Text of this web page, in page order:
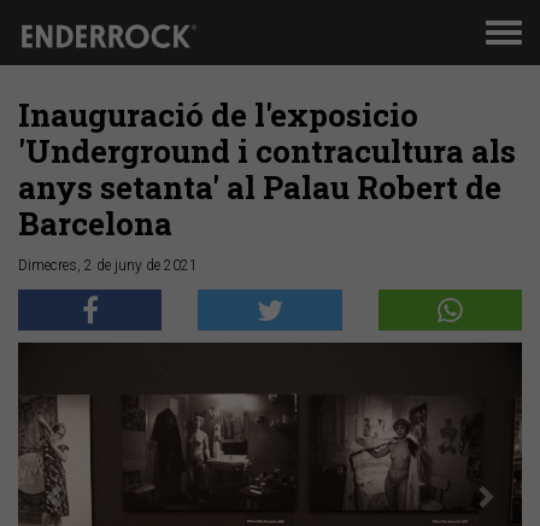
Inauguració de l'exposicio
'Underground i contracultura als
anys setanta' al Palau Robert de
Barcelona
Dimecres, 2 de juny de 2021
Anterior